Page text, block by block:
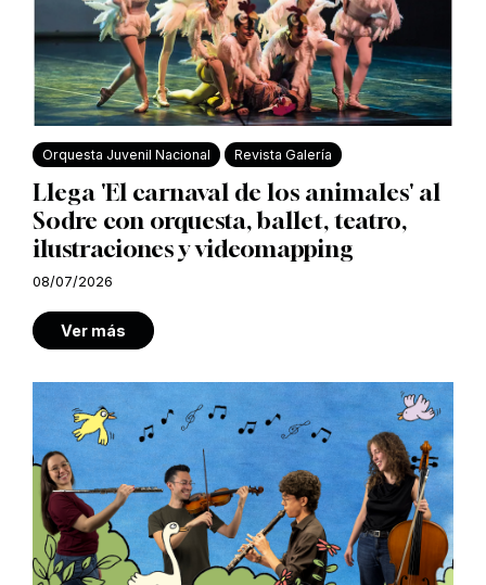
Orquesta Juvenil Nacional Revista Galería
Llega 'El carnaval de los animales' al
Sodre con orquesta, ballet, teatro,
ilustraciones y videomapping
08/07/2026
Ver más